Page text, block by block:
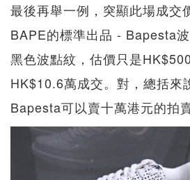
最後再舉一例，突顯此場成交
BAPE的標準出品 - Bapesta
黑色波點紋，估價只是
HK$10.6萬成交。對，總括來
Bapesta可以賣十萬港元的拍賣